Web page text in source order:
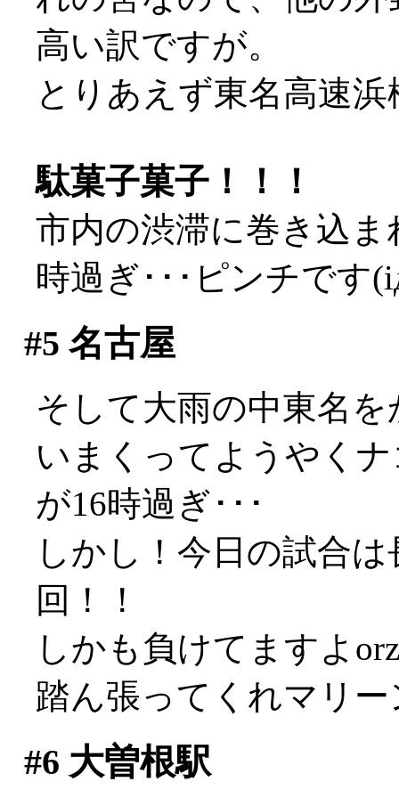
高い訳ですが。
とりあえず東名高速
駄菓子菓子！！！
市内の渋滞に巻き込
時過ぎ･･･ピンチです
#5 名古屋
そして大雨の中東名
いまくってようやく
が16時過ぎ･･･
しかし！今日の試合
回！！
しかも負けてますよorz
踏ん張ってくれマリ
#6 大曽根駅